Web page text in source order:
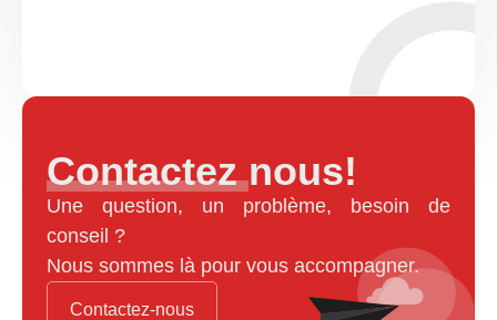
Contactez nous!
Une question, un problème, besoin de
conseil ?
Nous sommes là pour vous accompagner.
Contactez-nous